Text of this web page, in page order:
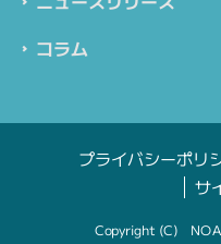
コラム
プライバシーポリ
サ
Copyright (C) NOA